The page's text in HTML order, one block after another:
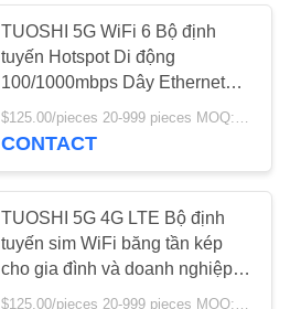
TUOSHI 5G WiFi 6 Bộ định
tuyến Hotspot Di động
100/1000mbps Dây Ethernet
LAN Dual SIM
$125.00/pieces 20-999 pieces MOQ:20 miếng
CONTACT
TUOSHI 5G 4G LTE Bộ định
tuyến sim WiFi băng tần kép
cho gia đình và doanh nghiệp
AX1800 Wireless
$125.00/pieces 20-999 pieces MOQ:20 miếng